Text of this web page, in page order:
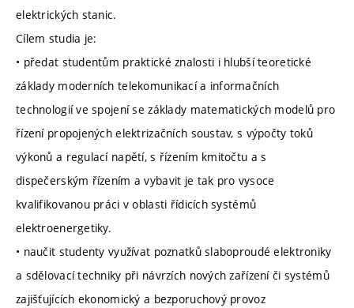
elektrických stanic.
Cílem studia je:
• předat studentům praktické znalosti i hlubší teoretické
základy moderních telekomunikací a informačních
technologií ve spojení se základy matematických modelů pro
řízení propojených elektrizačních soustav, s výpočty toků
výkonů a regulací napětí, s řízením kmitočtu a s
dispečerským řízením a vybavit je tak pro vysoce
kvalifikovanou práci v oblasti řídicích systémů
elektroenergetiky.
• naučit studenty využívat poznatků slaboproudé elektroniky
a sdělovací techniky při návrzích nových zařízení či systémů
zajišťujících ekonomický a bezporuchový provoz